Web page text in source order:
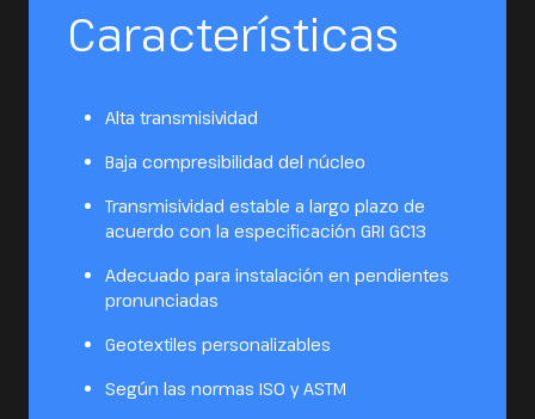
Características
Alta transmisividad
Baja compresibilidad del núcleo
Transmisividad estable a largo plazo de
acuerdo con la especificación GRI GC13
Adecuado para instalación en pendientes
pronunciadas
Geotextiles personalizables
Según las normas ISO y ASTM